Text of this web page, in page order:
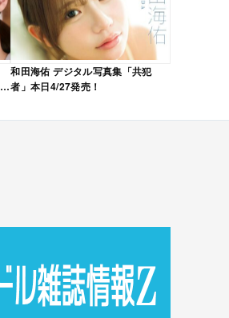
和田海佑 デジタル写真集「共犯
者」本日4/27発売！